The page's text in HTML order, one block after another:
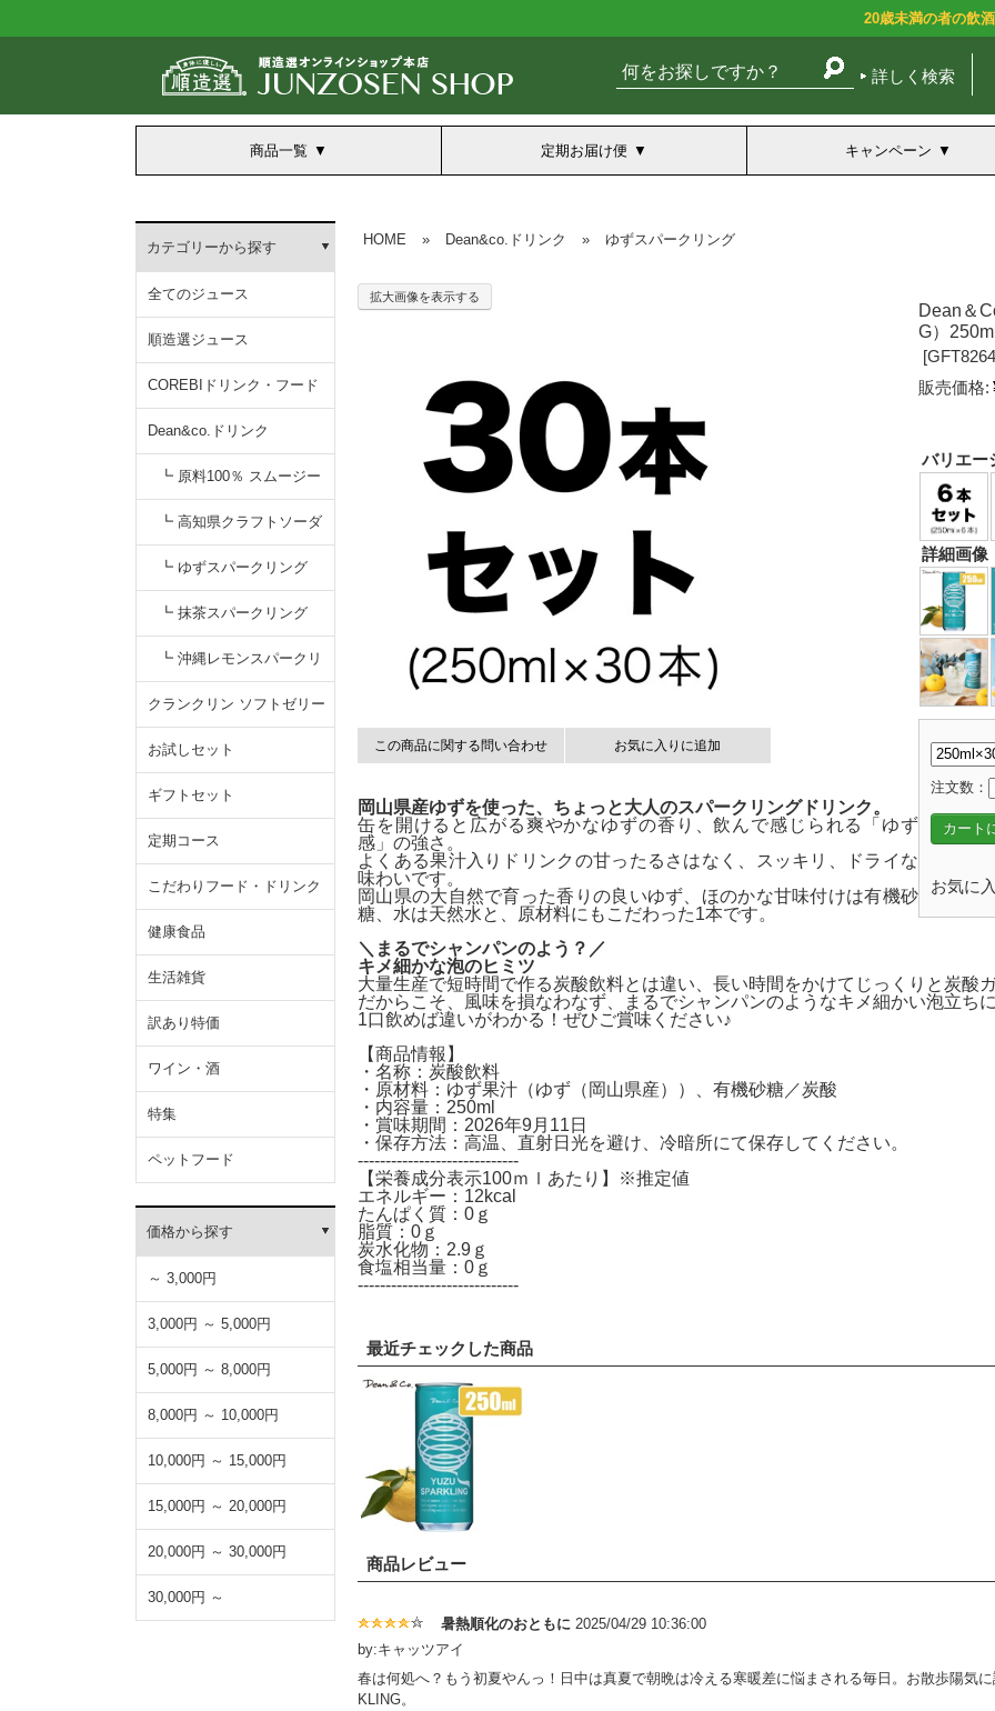
20歳未満の者の飲
詳しく検索
商品一覧 定期お届け便 キャンペーン
カテゴリーから探す
全てのジュース
順造選ジュース
COREBIドリンク・フード
Dean&co.ドリンク
┗ 原料100％ スムージー
（ミックスジュース）
┗ 高知県クラフトソーダ
┗ ゆずスパークリング
┗ 抹茶スパークリング
┗ 沖縄レモンスパークリ
ング
クランクリン ソフトゼリー
お試しセット
ギフトセット
定期コース
こだわりフード・ドリンク
健康食品
生活雑貨
訳あり特価
ワイン・酒
特集
ペットフード
価格から探す
～ 3,000円
3,000円 ～ 5,000円
5,000円 ～ 8,000円
8,000円 ～ 10,000円
10,000円 ～ 15,000円
15,000円 ～ 20,000円
20,000円 ～ 30,000円
30,000円 ～
HOME » Dean&co.ドリンク » ゆずスパークリング
拡大画像を表示する
この商品に関する問い合わせ お気に入りに追加
Dean＆
G）
[
販売価格:
バリエー
詳細画像
注文数：
カート
お気に
岡山県産ゆずを使った、ちょっと大人のスパークリングドリンク。
缶を開けると広がる爽やかなゆずの香り、飲んで感じられる「ゆず
感」の強さ。
よくある果汁入りドリンクの甘ったるさはなく、スッキリ、ドライな
味わいです。
岡山県の大自然で育った香りの良いゆず、ほのかな甘味付けは有機砂
糖、水は天然水と、原材料にもこだわった1本です。
＼まるでシャンパンのよう？／
キメ細かな泡のヒミツ
大量生産で短時間で作る炭酸飲料とは違い、長い時間をかけてじっくりと炭酸
だからこそ、風味を損なわなず、まるでシャンパンのようなキメ細かい泡立ち
1口飲めば違いがわかる！ぜひご賞味ください♪
【商品情報】
・名称：炭酸飲料
・原材料：ゆず果汁（ゆず（岡山県産））、有機砂糖／炭酸
・内容量：250ml
・賞味期間：2026年9月11日
・保存方法：高温、直射日光を避け、冷暗所にて保存してください。
-----------------------------
【栄養成分表示100ｍｌあたり】※推定値
エネルギー：12kcal
たんぱく質：0ｇ
脂質：0ｇ
炭水化物：2.9ｇ
食塩相当量：0ｇ
-----------------------------
最近チェックした商品
商品レビュー
暑熱順化のおともに 2025/04/29 10:36:00
by:キャッツアイ
春は何処へ？もう初夏やんっ！日中は真夏で朝晩は冷える寒暖差に悩まされる毎日。お散歩陽気
KLING。